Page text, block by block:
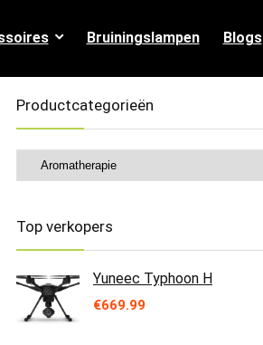
Bruiningslampen Blogs
Productcategorieën
Top verkopers
Yuneec Typhoon H
€669.99